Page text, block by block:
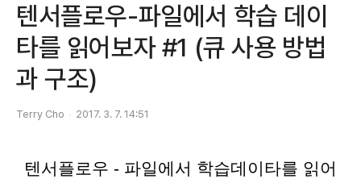
텐서플로우-파일에서 학습 데이
타를 읽어보자 #1 (큐 사용 방법
과 구조)
Terry Cho 2017. 3. 7. 14:51
텐서플로우 - 파일에서 학습데이타를 읽어